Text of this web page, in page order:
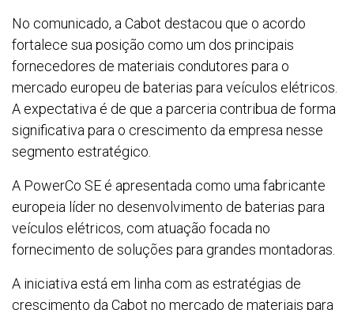
No comunicado, a Cabot destacou que o acordo
fortalece sua posição como um dos principais
fornecedores de materiais condutores para o
mercado europeu de baterias para veículos elétricos.
A expectativa é de que a parceria contribua de forma
significativa para o crescimento da empresa nesse
segmento estratégico.
A PowerCo SE é apresentada como uma fabricante
europeia líder no desenvolvimento de baterias para
veículos elétricos, com atuação focada no
fornecimento de soluções para grandes montadoras.
A iniciativa está em linha com as estratégias de
crescimento da Cabot no mercado de materiais para